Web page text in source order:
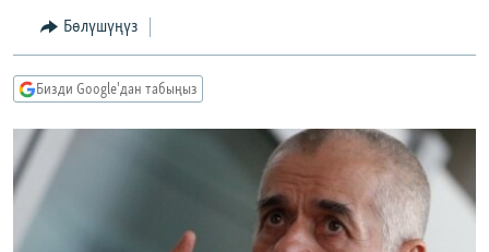
МАДАНИЯТ
ТВ ПРОГРАММАЛАР
ЭКСПЕРТТЕР ТАЛДАЙТ
БИЗ ЖАНА ДҮЙНӨ
ДАНИСТЕ
ӨЗГӨЧӨ ПИКИР
Русский
Бөлүшүңүз
Бизди Google'дан табыңыз